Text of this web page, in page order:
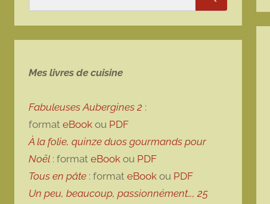
Rechercher
Mes livres de cuisine
Fabuleuses Aubergines 2 :
format eBook ou PDF
À la folie, quinze duos gourmands pour
Noël : format eBook ou PDF
Tous en pâte : format eBook ou PDF
Un peu, beaucoup, passionnément…, 25